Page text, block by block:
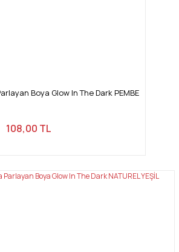
Boya Glow In The Dark PEMBE
108,00 TL